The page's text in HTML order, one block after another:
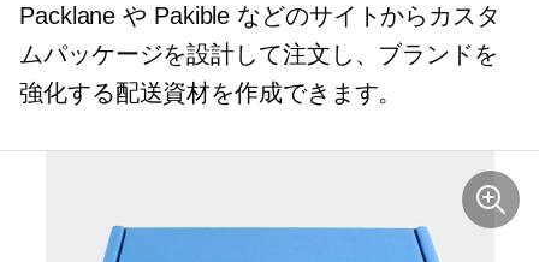
Packlane や Pakible などのサイトからカスタ
ムパッケージを設計して注文し、ブランドを
強化する配送資材を作成できます。